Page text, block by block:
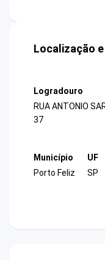
Localização
Logradouro
RUA ANTONIO
37
Município
Porto Feliz
UF
SP